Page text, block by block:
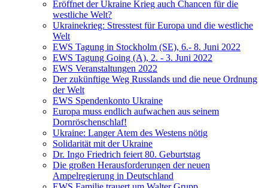
Eröffnet der Ukraine Krieg auch Chancen für die
westliche Welt?
Ukrainekrieg: Stresstest für Europa und die westliche
Welt
EWS Tagung in Stockholm (SE), 6.- 8. Juni 2022
EWS Tagung Going (A), 2. - 3. Juni 2022
EWS Veranstaltungen 2022
Der zukünftige Weg Russlands und die neue Ordnung
der Welt
EWS Spendenkonto Ukraine
Europa muss endlich aufwachen aus seinem
Dornröschenschlaf!
Ukraine: Langer Atem des Westens nötig
Solidarität mit der Ukraine
Dr. Ingo Friedrich feiert 80. Geburtstag
Die großen Herausforderungen der neuen
Ampelregierung in Deutschland